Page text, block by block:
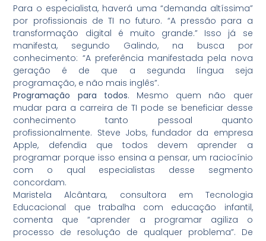
Para o especialista, haverá uma “demanda altíssima”
por profissionais de TI no futuro. “A pressão para a
transformação digital é muito grande.” Isso já se
manifesta, segundo Galindo, na busca por
conhecimento: “A preferência manifestada pela nova
geração é de que a segunda língua seja
programação, e não mais inglês”.
Programação para todos. Mesmo quem não quer
mudar para a carreira de TI pode se beneficiar desse
conhecimento tanto pessoal quanto
profissionalmente. Steve Jobs, fundador da empresa
Apple, defendia que todos devem aprender a
programar porque isso ensina a pensar, um raciocínio
com o qual especialistas desse segmento
concordam.
Maristela Alcântara, consultora em Tecnologia
Educacional que trabalha com educação infantil,
comenta que “aprender a programar agiliza o
processo de resolução de qualquer problema”. De